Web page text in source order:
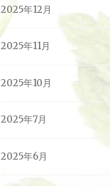
2025年12月
2025年11月
2025年10月
2025年7月
2025年6月